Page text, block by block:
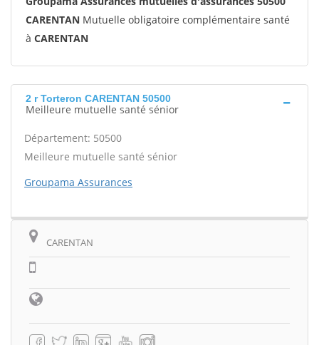
CARENTAN Mutuelle obligatoire complémentaire santé
à CARENTAN
2 r Torteron CARENTAN 50500
Meilleure mutuelle santé sénior
Département: 50500
Meilleure mutuelle santé sénior
Groupama Assurances
CARENTAN